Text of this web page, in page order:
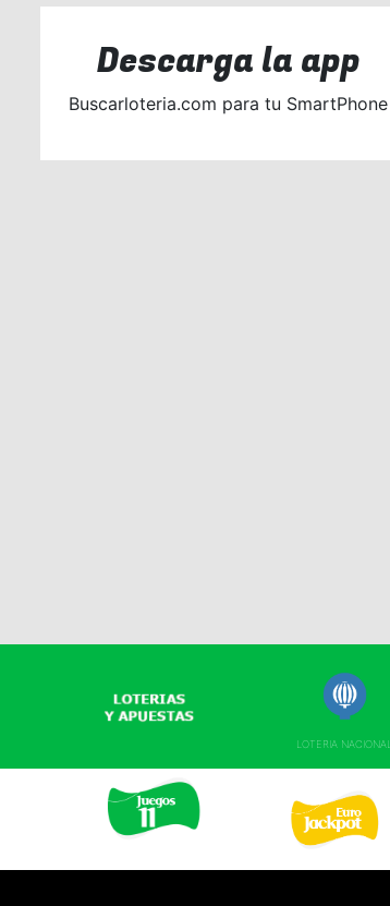
Descarga la app
Buscarloteria.com para tu SmartPhone
LOTERIA NACIONAL